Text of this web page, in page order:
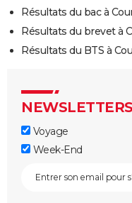
Résultats du bac à
Résultats du brevet à
Résultats du BTS à
NEWSLETTERS
Voyage
Week-End